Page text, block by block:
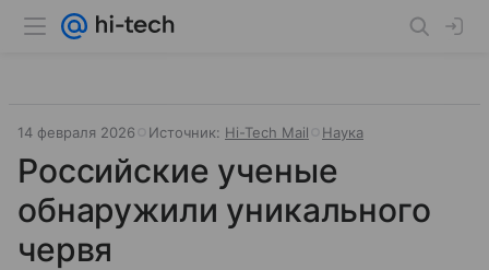
14 февраля 2026 Источник: Hi-Tech Mail Наука
Российские ученые
обнаружили уникального
червя